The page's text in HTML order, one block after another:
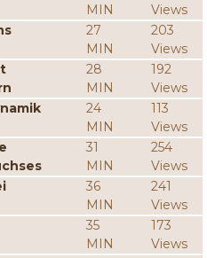
MIN
Views
27
MIN
203
Views
28
MIN
192
Views
24
MIN
113
Views
31
MIN
254
Views
36
MIN
241
Views
35
MIN
173
Views